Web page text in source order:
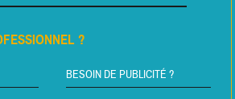
?
BESOIN DE PUBLICITÉ ?